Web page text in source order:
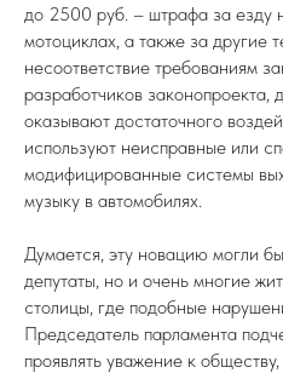
до 2500 руб. – штрафа за езду
мотоциклах, а также за другие
несоответствие требованиям
разработчиков
оказывают достаточного
используют неисправные или
модифицированные системы
музыку в автомобилях.
Думается, эту новацию могли
депутаты, но и очень многие
столицы, где подобные
Председатель парламента
проявлять уважение к